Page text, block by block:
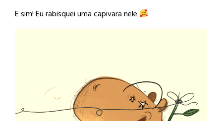
E sim! Eu rabisquei uma capivara nele